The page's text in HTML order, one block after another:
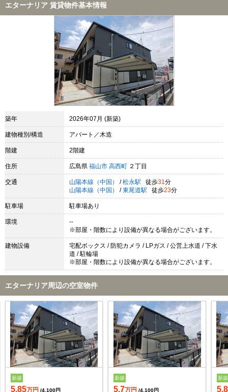
エターナリア 賃貸物件基本情報
築年 2026年07月 (新築)
建物種別/構造 アパート／木造
階建 2階建
住所 広島県 福山市 高西町 ２丁目
交通 山陽本線（中国） / 松永駅 徒歩31 分
山陽本線（中国）
/ 東尾道駅 徒歩23分
駐車場 駐車場あり
環境
--
※部屋・階数により設備が異なる場合がございます。
建物設備
宅配ボックス / 防犯カメラ / LPガス / 公営上水道 / 下水
道 / 駐輪場
※部屋・階数により設備が異なる場合がございます。
エターナリア周辺の空室物件
新築
5.85万円 /4,100円
新築
5.7万円 /4,100円
新築